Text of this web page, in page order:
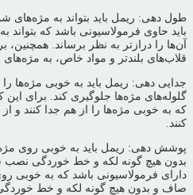
طول دهی: ریمل باید بتواند به مژه‌های
باید حاوی فرمولاسیونی باشد که بتواند
آن‌ها را درازتر به نظر برساند. همچنین،
قلاب‌های بلندتر و مواد خاص، به
جدایی دهی: ریمل باید به خوبی مژه‌ها
گلوله‌های مژه‌ها جلوگیری کند. برای این
که به خوبی مژه‌ها را از هم جدا کنند و
کنند.
پوشش دهی: ریمل باید به خوبی روی
بدون هیچ گونه لکه و خط خوردگی نصب
دارای فرمولاسیونی باشد که به خوبی
صاف و بدون هیچ گونه لکه و خط